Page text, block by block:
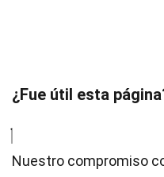
¿Fue útil esta
Nuestro compromiso